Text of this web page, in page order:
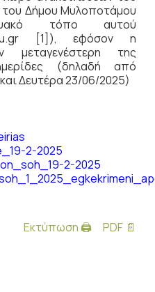
Δήμου Μυλοποτάμου
τόπο αυτού
[1]), εφόσον η
μεταγενέστερη της
(δηλαδή από
Δευτέρα 23/06/2025)
2-2025
2-2025
Εκτύπωση 🖨 PDF 📄